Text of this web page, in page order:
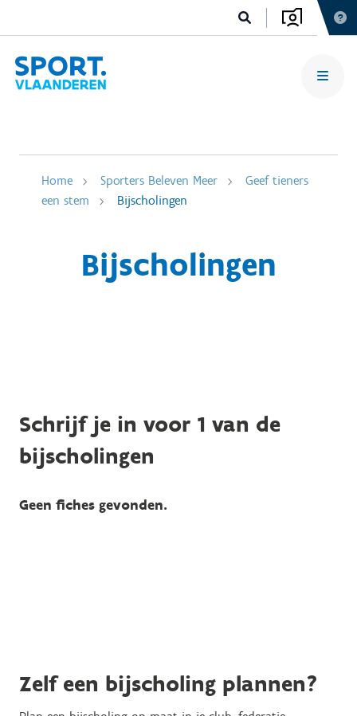
Home Sporters Beleven Meer
Geef tieners
een stem
Bijscholingen
Bijscholingen
Schrijf je in voor 1 van de
bijscholingen
Geen fiches gevonden.
Zelf een bijscholing plannen?